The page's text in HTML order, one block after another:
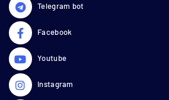
Telegram bot
Facebook
Youtube
Instagram